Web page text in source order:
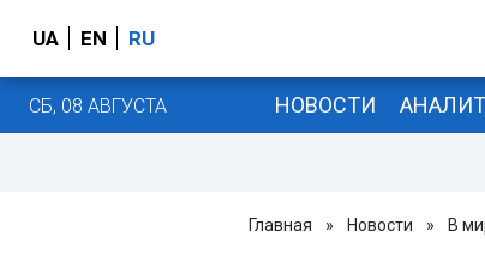
UA EN RU
СБ, 08 АВГУСТА НОВОСТИ
Главная » Новости » В